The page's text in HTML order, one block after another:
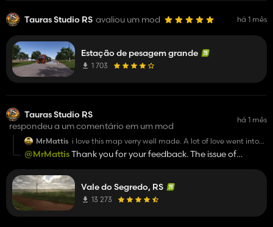
Tauras Studio RS avaliou um mod há 1 mês
Estação de pesagem grande
1 703
Tauras Studio RS
respondeu a um comentário em um mod
há 1 mês
MrMattis i love this map verry well made. A lot of love went into
this I have seen. 46 required mods. worth it 100%
@MrMattisThank you for your feedback. The issue of
objects and to give the map the identity it needs. Best
regards!
Vale do Segredo, RS
13 273